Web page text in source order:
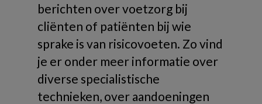
berichten over voetzorg bij
cliënten of patiënten bij wie
sprake is van risicovoeten. Zo vind
je er onder meer informatie over
diverse specialistische
technieken, over aandoeningen